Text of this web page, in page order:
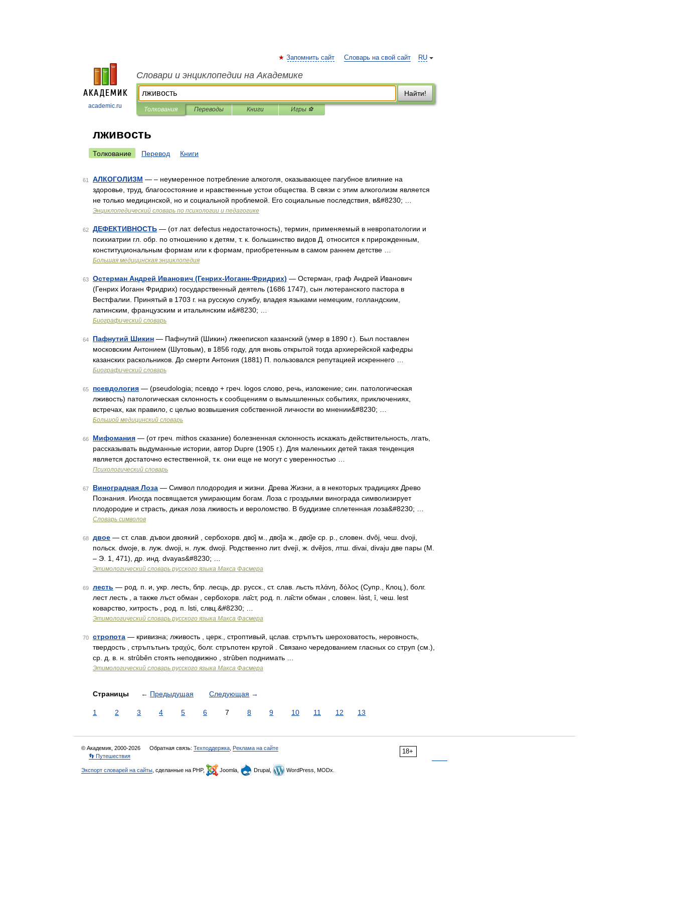
academic.ru
RU
Запомнить сайт Словарь на свой сайт
Словари и энциклопедии на Академике
Найти!
Толкования Переводы Книги Игры ⚽
лживость
Толкование Перевод Книги
61 АЛКОГОЛИЗМ — – неумеренное потребление алкоголя, оказывающее пагубное влияние на
здоровье, труд, благосостояние и нравственные устои общества. В связи с этим алкоголизм является
не только медицинской, но и социальной проблемой. Его социальные последствия, в&#8230; …
Энциклопедический словарь по психологии и педагогике
62 ДЕФЕКТИВНОСТЬ — (от лат. defectus недостаточность), термин, применяемый в невропатологии и
психиатрии гл. обр. по отношению к детям, т. к. большинство видов Д. относится к прирожденным,
конституциональным формам или к формам, приобретенным в самом раннем детстве …
Большая медицинская энциклопедия
63 Остерман Андрей Иванович (Генрих-Иоганн-Фридрих) — Остерман, граф Андрей Иванович
(Генрих Иоганн Фридрих) государственный деятель (1686 1747), сын лютеранского пастора в
Вестфалии. Принятый в 1703 г. на русскую службу, владея языками немецким, голландским,
латинским, французским и итальянским и&#8230; …
Биографический словарь
64 Пафнутий Шикин — Пафнутий (Шикин) лжеепископ казанский (умер в 1890 г.). Был поставлен
московским Антонием (Шутовым), в 1856 году, для вновь открытой тогда архиерейской кафедры
казанских раскольников. До смерти Антония (1881) П. пользовался репутацией искреннего …
Биографический словарь
65 псевдология — (pseudologia; псевдо + греч. logos слово, речь, изложение; син. патологическая
лживость) патологическая склонность к сообщениям о вымышленных событиях, приключениях,
встречах, как правило, с целью возвышения собственной личности во мнении&#8230; …
Большой медицинский словарь
66 Мифомания — (от греч. mithos сказание) болезненная склонность искажать действительность, лгать,
рассказывать выдуманные истории, автор Dupre (1905 г.). Для маленьких детей такая тенденция
является достаточно естественной, т.к. они еще не могут с уверенностью …
Психологический словарь
67 Виноградная Лоза — Символ плодородия и жизни. Древа Жизни, а в некоторых традициях Древо
Познания. Иногда посвящается умирающим богам. Лоза с гроздьями винограда символизирует
плодородие и страсть, дикая лоза лживость и вероломство. В буддизме сплетенная лоза&#8230; …
Словарь символов
68 двое — ст. слав. дъвои двоякий , сербохорв. дво̑j м., дво̏jа ж., дво̏jе ср. р., словен. dvôj, чеш. dvoji,
польск. dwoje, в. луж. dwoji, н. луж. dwoji. Родственно лит. dvejì, ж. dvẽjos, лтш. divai, divaju две пары (М.
– Э. 1, 471), др. инд. dvayas&#8230; …
Этимологический словарь русского языка Макса Фасмера
69 лесть — род. п. и, укр. лесть, блр. лесць, др. русск., ст. слав. льсть πλάνη, δόλος (Супр., Клоц.), болг.
лест лесть , а также лъст обман , сербохорв. ла̑ст, род. п. ла̏сти обман , словен. lǝ̀st, ȋ, чеш. lest
коварство, хитрость , род. п. lsti, слвц.&#8230; …
Этимологический словарь русского языка Макса Фасмера
70 стропота — кривизна; лживость , церк., строптивый, цслав. стръпътъ шероховатость, неровность,
твердость , стръпътьнъ τραχύς, болг. стръпотен крутой . Связано чередованием гласных со струп (см.),
ср. д. в. н. strûbên стоять неподвижно , strûben поднимать …
Этимологический словарь русского языка Макса Фасмера
Страницы ← Предыдущая Следующая →
1 2 3 4 5 6 7 8 9 10 11 12 13
18+
© Академик, 2000-2026 Обратная связь: Техподдержка Реклама на сайте
👣 Путешествия
Экспорт словарей на сайты , сделанные на PHP, Joomla, Drupal, WordPress, MODx.